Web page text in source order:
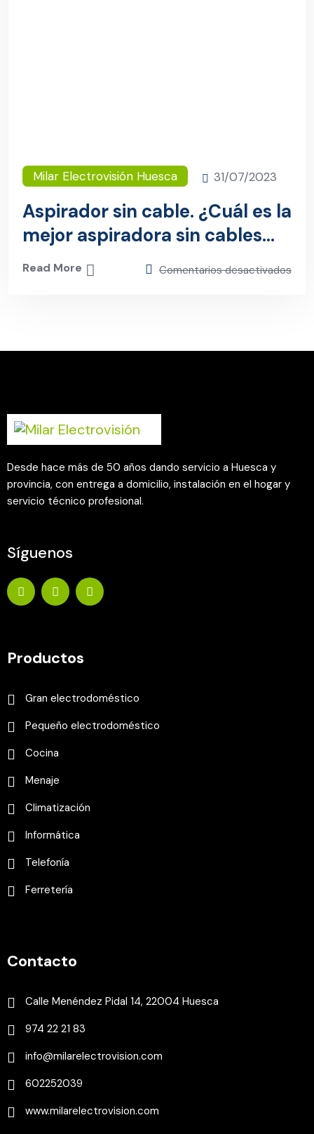
Milar Electrovisión Huesca 31/07/2023
Aspirador sin cable. ¿Cuál es la
mejor aspiradora sin cables
para comprar?
Read More Comentarios desactivados
Desde hace más de 50 años dando servicio a Huesca y
provincia, con entrega a domicilio, instalación en el hogar y
servicio técnico profesional.
Síguenos
Productos
Gran electrodoméstico
Pequeño electrodoméstico
Cocina
Menaje
Climatización
Informática
Telefonía
Ferretería
Contacto
Calle Menéndez Pidal 14, 22004 Huesca
974 22 21 83
info@milarelectrovision.com
602252039
www.milarelectrovision.com